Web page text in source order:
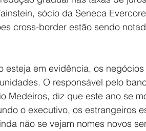
sócio da Seneca
cross-border estão sendo
esteja em evidência, os
O responsável pelo
Medeiros, diz que este ano se
o executivo, os estrangeiros
não se vejam nomes novos